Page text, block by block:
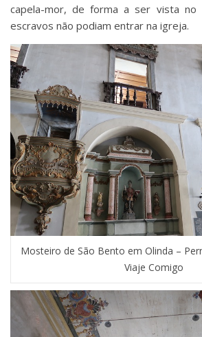
capela-mor, de forma a ser vista
escravos não podiam entrar na igreja.
Mosteiro de São Bento em Olinda –
Viaje Comigo